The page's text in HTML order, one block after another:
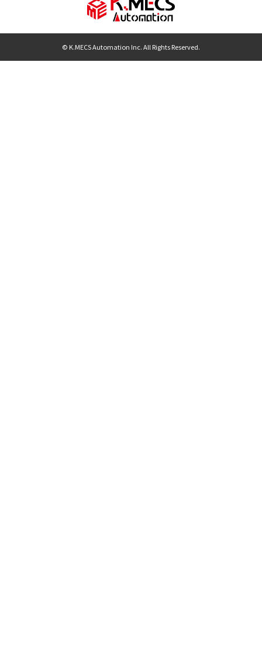
© K.MECS Automation Inc. All Rights Reserved.